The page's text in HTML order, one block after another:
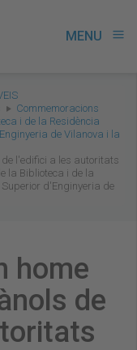
MENU menu
Commemoracions
i de la Residència
de Vilanova i la
l'edifici a les autoritats
la Biblioteca i de la
d'Enginyeria de
home
de